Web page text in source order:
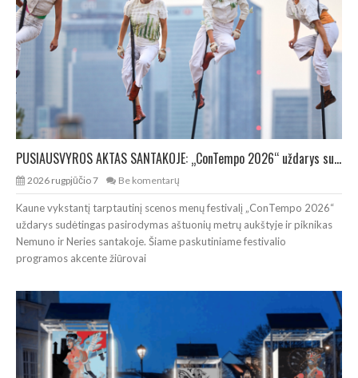
PUSIAUSVYROS AKTAS SANTAKOJE: „ConTempo 2026“ uždarys sudėtingas pasirodymas 8 m aukštyje
2026 rugpjūčio 7 Be komentarų
Kaune vykstantį tarptautinį scenos menų festivalį „ConTempo 2026“
uždarys sudėtingas pasirodymas aštuonių metrų aukštyje ir piknikas
Nemuno ir Neries santakoje. Šiame paskutiniame festivalio
programos akcente žiūrovai